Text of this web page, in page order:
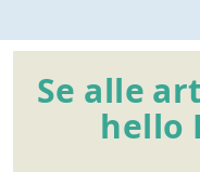
Se alle
hello